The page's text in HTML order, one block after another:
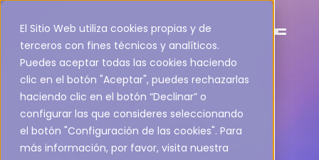
El Sitio Web utiliza cookies propias y de
terceros con fines técnicos y analíticos.
Puedes aceptar todas las cookies haciendo
clic en el botón "Aceptar", puedes rechazarlas
haciendo clic en el botón “Declinar” o
configurar las que consideres seleccionando
el botón "Configuración de las cookies". Para
más información, por favor, visita nuestra
Detectamos